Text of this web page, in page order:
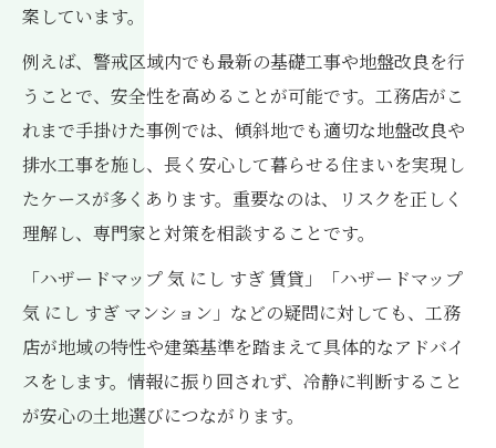
案しています。
例えば、警戒区域内でも最新の基礎工事や地盤改良を行
うことで、安全性を高めることが可能です。工務店がこ
れまで手掛けた事例では、傾斜地でも適切な地盤改良や
排水工事を施し、長く安心して暮らせる住まいを実現し
たケースが多くあります。重要なのは、リスクを正しく
理解し、専門家と対策を相談することです。
「ハザードマップ 気 にし すぎ 賃貸」「ハザードマップ
気 にし すぎ マンション」などの疑問に対しても、工務
店が地域の特性や建築基準を踏まえて具体的なアドバイ
スをします。情報に振り回されず、冷静に判断すること
が安心の土地選びにつながります。